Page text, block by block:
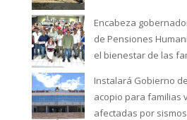
Encabeza
de Pensiones
el bienestar de las
Instalará Gobierno
acopio para familias
afectadas por sismos